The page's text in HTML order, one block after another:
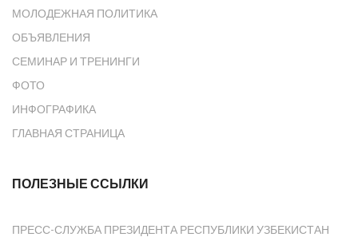
МОЛОДЕЖНАЯ ПОЛИТИКА
ОБЪЯВЛЕНИЯ
СЕМИНАР И ТРЕНИНГИ
ФОТО
ИНФОГРАФИКА
ГЛАВНАЯ СТРАНИЦА
ПОЛЕЗНЫЕ ССЫЛКИ
ПРЕСС-СЛУЖБА ПРЕЗИДЕНТА РЕСПУБЛИКИ УЗБЕКИСТАН